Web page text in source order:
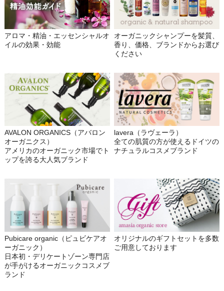
アロマ・精油・エッセンシャルオ
イルの効果・効能
オーガニックシャンプーを髪質、
香り、価格、ブランドからお選び
ください
AVALON ORGANICS（アバロン
オーガニクス）
アメリカのオーガニック市場でト
ップを誇る大人気ブランド
lavera（ラヴェーラ）
全ての肌質の方が使えるドイツの
ナチュラルコスメブランド
Pubicare organic（ピュビケアオ
ーガニック）
日本初・デリケートゾーン専門店
が手がけるオーガニックコスメブ
ランド
オリジナルのギフトセットを多数
ご用意しております